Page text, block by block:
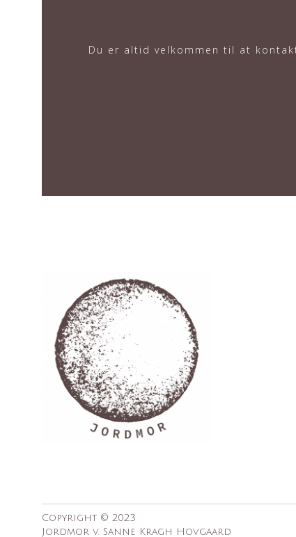
Du er altid velkommen til at
Copyright © 2023
Jordmor v. Sanne Kragh Hovgaard